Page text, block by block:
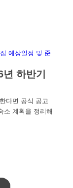
하반기
다면 공식 공고
소 계획을 정리해